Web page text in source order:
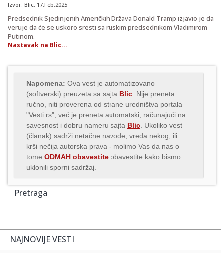
Izvor: Blic, 17.Feb.2025
Predsednik Sjedinjenih Američkih Država Donald Tramp izjavio je da
veruje da će se uskoro sresti sa ruskim predsednikom Vladimirom
Putinom.
Nastavak na Blic...
Napomena: Ova vest je automatizovano
(softverski) preuzeta sa sajta Blic . Nije preneta
ručno, niti proverena od strane uredništva portala
"Vesti.rs", već je preneta automatski, računajući na
savesnost i dobru nameru sajta Blic . Ukoliko vest
(članak) sadrži netačne navode, vređa nekog, ili
krši nečija autorska prava - molimo Vas da nas o
tome ODMAH obavestite obavestite kako bismo
uklonili sporni sadržaj.
Pretraga
NAJNOVIJE VESTI